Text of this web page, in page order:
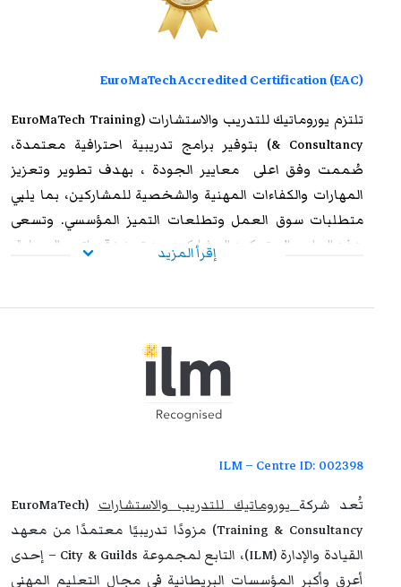
EuroMaTech Accredited Certification (EAC)
تلتزم يوروماتيك للتدريب
والاستشارات (EuroMaTech Training
& Consultancy) بتوفير برامج تدريبية احترافية معتمدة،
صُممت وفق اعلى معايير الجودة ، بهدف تطوير وتعزيز
المهارات والكفاءات المهنية والشخصية للمشاركين، بما يلبي
متطلبات سوق العمل وتطلعات التميز المؤسسي. وتسعى
هذه البرامج إلى تمكين المشاركين من تعزيز قدراتهم العملية،
بنجاح، يحصل المشاركون على شهادة معتمدة من
تتمتع بالاعتراف والموثوقية إقليميًا ودوليًا، مما يمنحها قيمة
استراتيجية عالية. وتُشكل هذه الشهادة إضافة نوعية لمسار
التطوير المهني، وتفتح للمشاركين آفاقًا واسعة نحو الترقي
إقرأ المزيد
ILM – Centre ID: 002398
تُعد شركة يوروماتيك للتدريب والاستشارات
(EuroMaTech
Training & Consultancy) مزودًا تدريبيًا معتمدًا من معهد
القيادة والإدارة (ILM)، التابع لمجموعة City & Guilds – إحدى
أعرق وأكبر المؤسسات البريطانية في مجال التعليم المهني